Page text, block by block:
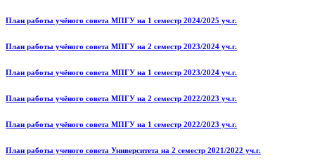
План работы учёного совета МПГУ на 1 семестр 2024/2025 уч.г.
План работы учёного совета МПГУ на 2 семестр 2023/2024 уч.г.
План работы учёного совета МПГУ на 1 семестр 2023/2024 уч.г.
План работы учёного совета МПГУ на 2 семестр 2022/2023 уч.г.
План работы учёного совета МПГУ на 1 семестр 2022/2023 уч.г.
План работы ученого совета Университета на 2 семестр 2021/2022 уч.г.